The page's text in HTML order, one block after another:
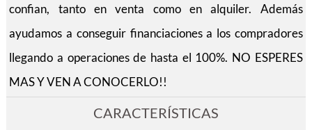
confian, tanto en venta como en alquiler. Además
ayudamos a conseguir financiaciones a los compradores
llegando a operaciones de hasta el 100%. NO ESPERES
MAS Y VEN A CONOCERLO!!
CARACTERÍSTICAS